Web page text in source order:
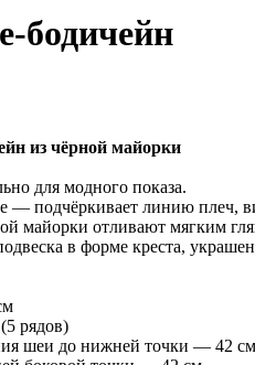
бодичейн
из чёрной майорки
для модного показа.
— подчёркивает линию плеч,
майорки отливают мягким
в форме креста,
рядов)
шеи до нижней точки — 42 см